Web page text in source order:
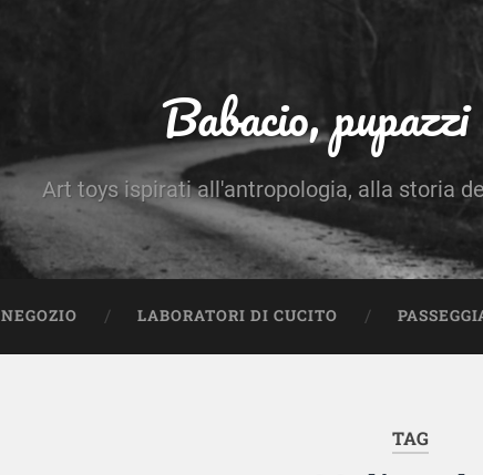
Babacio,
Art toys ispirati all'antropologia, alla storia
NEGOZIO LABORATORI DI CUCITO
TAG